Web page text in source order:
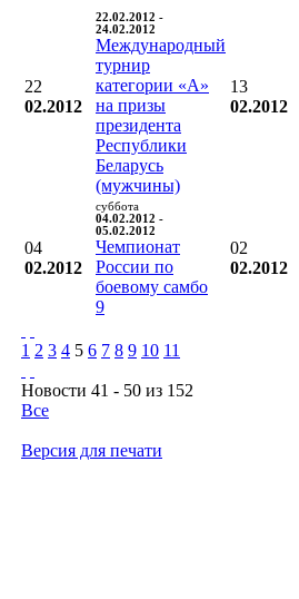
22
02.2012
22.02.2012 -
24.02.2012
Международный
турнир
категории «А»
на призы
президента
Республики
Беларусь
(мужчины)
13
02.2012
04
02.2012
суббота
04.02.2012 -
05.02.2012
Чемпионат
России по
боевому самбо
9
02
02.2012
1 2 3 4 5 6 7 8 9 10 11
Новости 41 - 50 из 152
Все
Версия для печати